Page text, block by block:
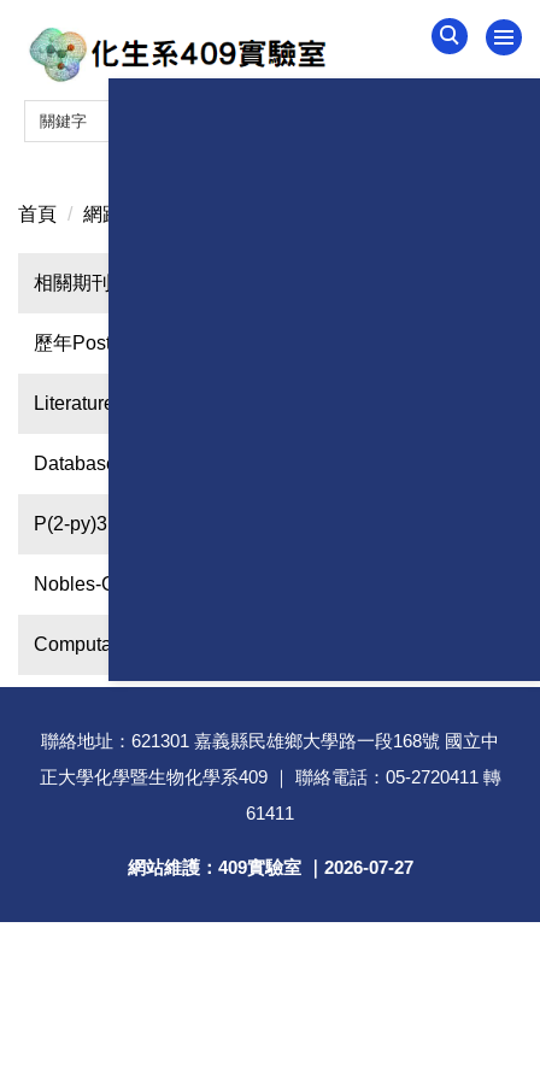
到
要
首頁
網路圖書館
相關期刊論文
歷年Poster
Literature Database
Database
P(2-py)3M(CO)n(NO+)3-n
Nobles-Gas Project
Computational Study on the Ozonolysis of Alkenes
聯絡地址：621301 嘉義縣民雄鄉大學路一段168號 國立中
正大學化學暨生物化學系409 ｜ 聯絡電話：05-2720411 轉
61411
網站維護：409實驗室 ｜ 2026-07-27